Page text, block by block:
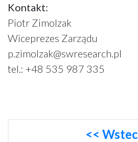
Kontakt:
Piotr Zimolzak
Wiceprezes Zarządu
p.zimolzak@swresearch.pl
tel.: +48 535 987 335
<<